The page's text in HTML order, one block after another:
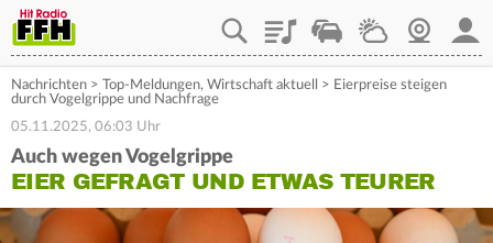
PlaylistStaupilotWetterWebcam
Nachrichten > Top-Meldungen, Wirtschaft aktuell > Eierpreise steigen
durch Vogelgrippe und Nachfrage
05.11.2025, 06:03 Uhr
Auch wegen Vogelgrippe
EIER GEFRAGT UND ETWAS TEURER